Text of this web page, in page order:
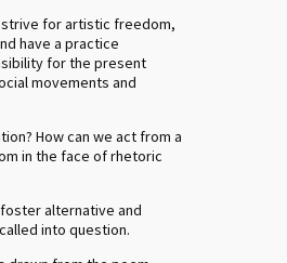
for artistic freedom,
have a practice
for the present
movements and
How can we act from a
in the face of rhetoric
alternative and
into question.